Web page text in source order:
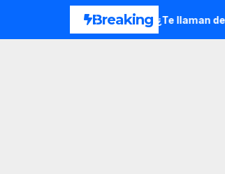
Breaking
¿Te llaman de otro